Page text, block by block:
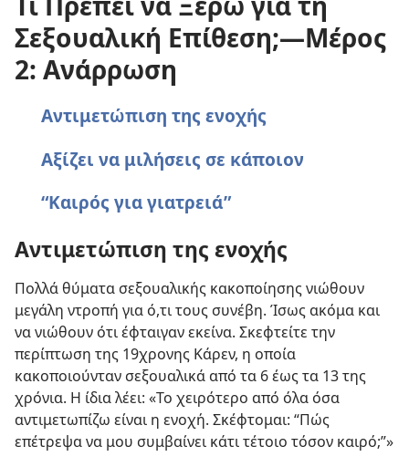
Σεξουαλική Επίθεση;—Μέρος
2: Ανάρρωση
Αντιμετώπιση της ενοχής
Αξίζει να μιλήσεις σε κάποιον
“Καιρός για γιατρειά”
Αντιμετώπιση της ενοχής
Πολλά θύματα σεξουαλικής κακοποίησης νιώθουν
μεγάλη ντροπή για ό,τι τους συνέβη. Ίσως ακόμα και
να νιώθουν ότι έφταιγαν εκείνα. Σκεφτείτε την
περίπτωση της 19χρονης Κάρεν, η οποία
κακοποιούνταν σεξουαλικά από τα 6 έως τα 13 της
χρόνια. Η ίδια λέει: «Το χειρότερο από όλα όσα
αντιμετωπίζω είναι η ενοχή. Σκέφτομαι: “Πώς
επέτρεψα να μου συμβαίνει κάτι τέτοιο τόσον καιρό;”»